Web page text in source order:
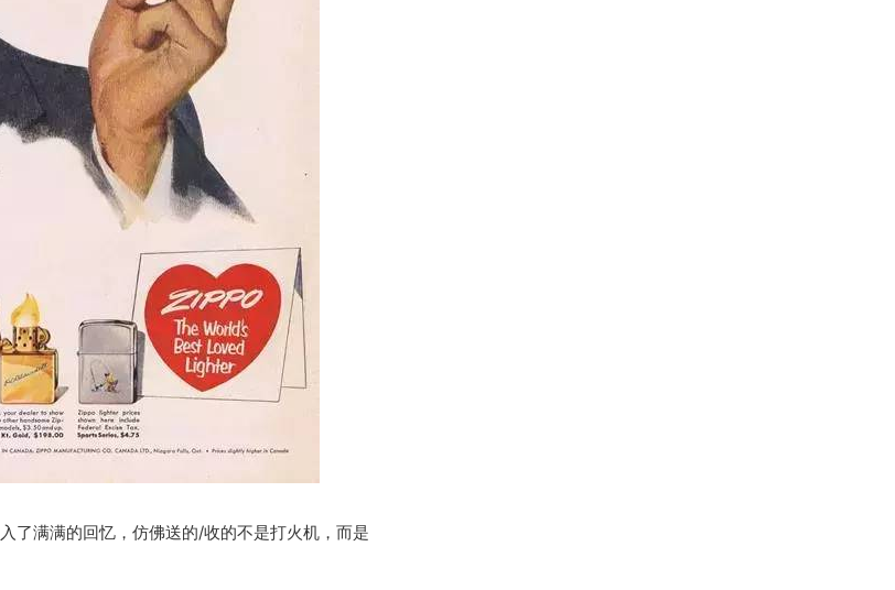
了满满的回忆，仿佛送的/收的不是打火机，而是